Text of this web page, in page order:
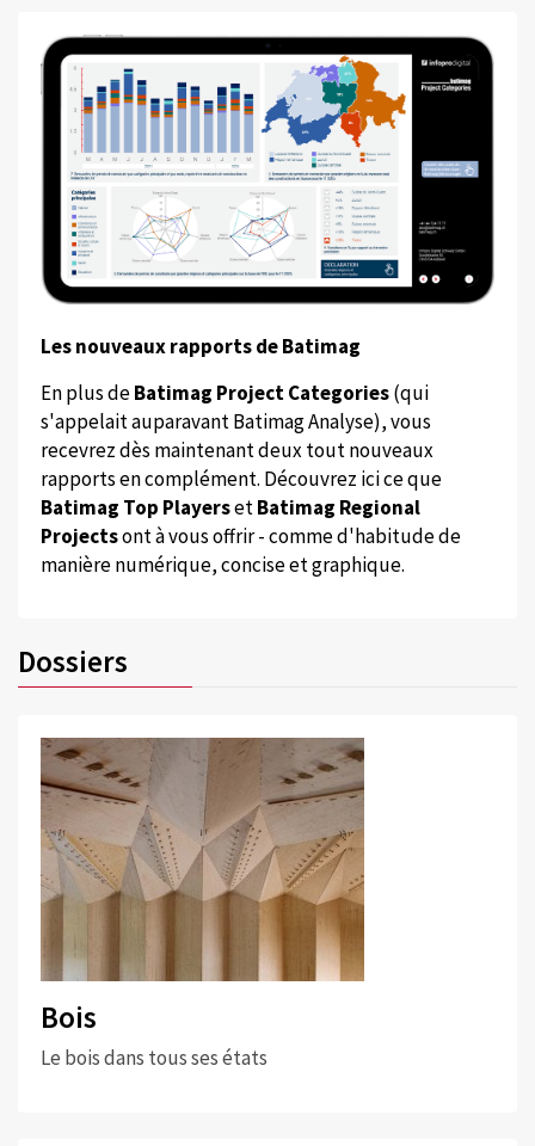
Les nouveaux rapports de Batimag
En plus deBatimag Project Categories(qui
s'appelait auparavant Batimag Analyse), vous
recevrez dès maintenant deux tout nouveaux
rapports en complément. Découvrez ici ce que
Batimag Top PlayersetBatimag Regional
Projectsont à vous offrir - comme d'habitude de
manière numérique, concise et graphique.
Dossiers
Bois
Le bois dans tous ses états